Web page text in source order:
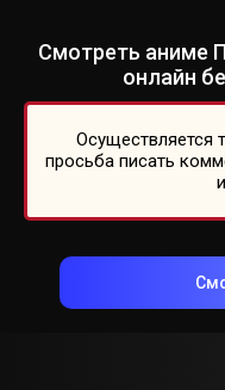
Смотреть аниме
онлайн
Осуществляется
просьба писать